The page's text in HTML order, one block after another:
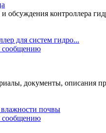
обсуждения контроллера
для систем гидро...
сообщению
документы, описания
почвы
сообщению